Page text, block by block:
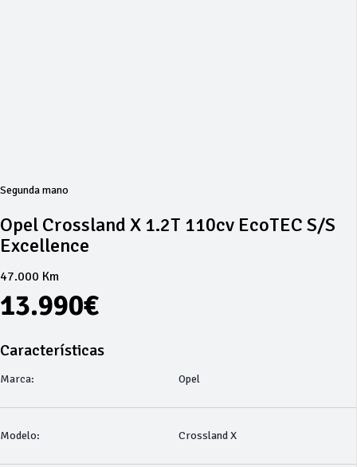
Segunda mano
Opel Crossland X 1.2T 110cv EcoTEC S/S
Excellence
47.000 Km
13.990€
Características
Marca: Opel
Modelo: Crossland X